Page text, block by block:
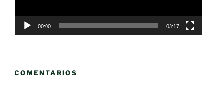
00:00 03:17
COMENTARIOS